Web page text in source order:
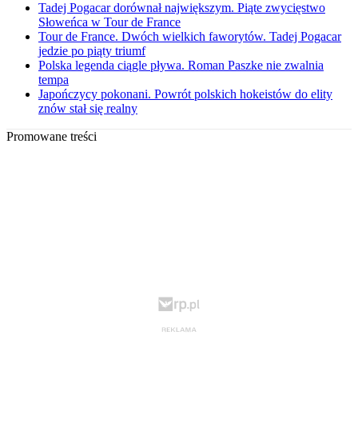
Tadej Pogacar dorównał największym. Piąte zwycięstwo
Słoweńca w Tour de France
Tour de France. Dwóch wielkich faworytów. Tadej Pogacar
jedzie po piąty triumf
Polska legenda ciągle pływa. Roman Paszke nie zwalnia
tempa
Japończycy pokonani. Powrót polskich hokeistów do elity
znów stał się realny
Promowane treści